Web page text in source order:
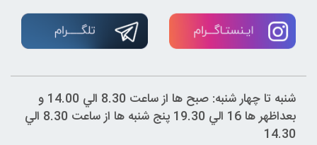
شنبه تا چهار شنبه: صبح ها از ساعت 8.30 الي 14.00 و
بعداظهر ها 16 الي 19.30 پنج شنبه ها از ساعت 8.30 الي
14.30